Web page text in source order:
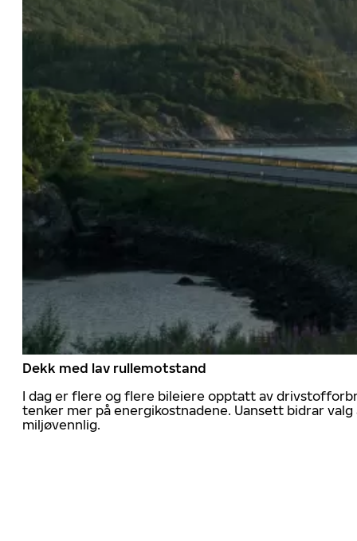
Dekk med lav rullemotstand
I dag er flere og flere bileiere opptatt av
tenker mer på energikostnadene. Uansett bidrar
miljøvennlig.